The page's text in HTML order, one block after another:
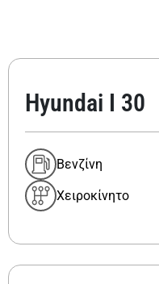
Hyundai I 30
Βενζίνη
Χειροκίνητο